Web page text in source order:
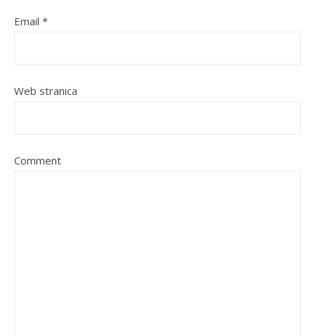
Email *
Web stranica
Comment